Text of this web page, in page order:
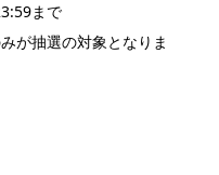
まで
が抽選の対象となりま